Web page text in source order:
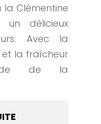
Clémentine
délicieux
Avec la
la fraîcheur
de la